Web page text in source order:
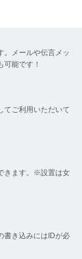
。メールや伝言メッ
能です！
てご利用いただいて
きます。※設置は女
書き込みにはIDが必